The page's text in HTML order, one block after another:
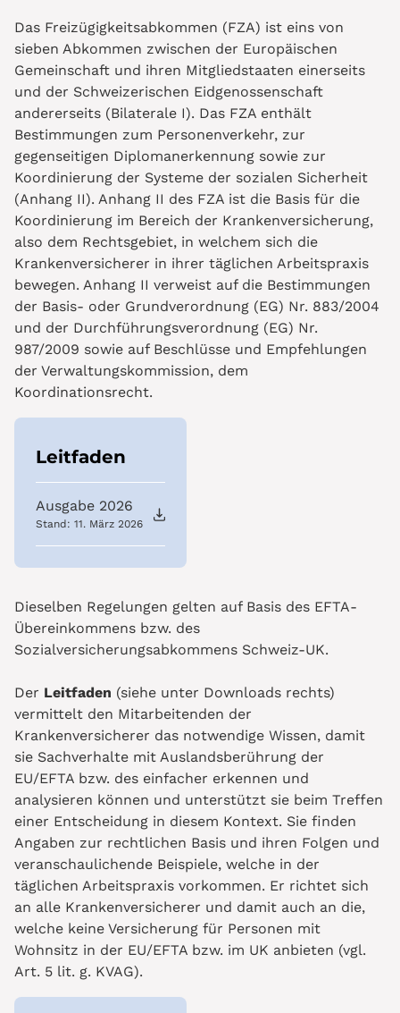
Das Freizügigkeitsabkommen (FZA) ist eins von
sieben Abkommen zwischen der Europäischen
Gemeinschaft und ihren Mitgliedstaaten einerseits
und der Schweizerischen Eidgenossenschaft
andererseits (Bilaterale I). Das FZA enthält
Bestimmungen zum Personenverkehr, zur
gegenseitigen Diplomanerkennung sowie zur
Koordinierung der Systeme der sozialen Sicherheit
(Anhang II). Anhang II des FZA ist die Basis für die
Koordinierung im Bereich der Krankenversicherung,
also dem Rechtsgebiet, in welchem sich die
Krankenversicherer in ihrer täglichen Arbeitspraxis
bewegen. Anhang II verweist auf die Bestimmungen
der Basis- oder Grundverordnung (EG) Nr. 883/2004
und der Durchführungsverordnung (EG) Nr.
987/2009 sowie auf Beschlüsse und Empfehlungen
der Verwaltungskommission, dem
Koordinationsrecht.
Leitfaden
Ausgabe 2026
Stand: 11. März 2026
Dieselben Regelungen gelten auf Basis des EFTA-
Übereinkommens bzw. des
Sozialversicherungsabkommens Schweiz-UK.
Der Leitfaden (siehe unter Downloads rechts)
vermittelt den Mitarbeitenden der
Krankenversicherer das notwendige Wissen, damit
sie Sachverhalte mit Auslandsberührung der
EU/EFTA bzw. des einfacher erkennen und
analysieren können und unterstützt sie beim Treffen
einer Entscheidung in diesem Kontext. Sie finden
Angaben zur rechtlichen Basis und ihren Folgen und
veranschaulichende Beispiele, welche in der
täglichen Arbeitspraxis vorkommen. Er richtet sich
an alle Krankenversicherer und damit auch an die,
welche keine Versicherung für Personen mit
Wohnsitz in der EU/EFTA bzw. im UK anbieten (vgl.
Art. 5 lit. g. KVAG).